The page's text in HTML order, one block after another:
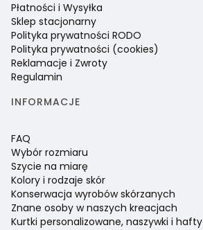
Płatności i Wysyłka
Sklep stacjonarny
Polityka prywatności RODO
Polityka prywatności (cookies)
Reklamacje i Zwroty
Regulamin
INFORMACJE
FAQ
Wybór rozmiaru
Szycie na miarę
Kolory i rodzaje skór
Konserwacja wyrobów skórzanych
Znane osoby w naszych kreacjach
Kurtki personalizowane, naszywki i hafty